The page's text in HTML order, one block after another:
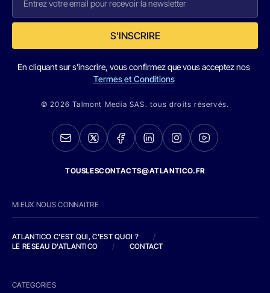
S'INSCRIRE
En cliquant sur s'inscrire, vous confirmez que vous acceptez nos
Termes et Conditions
© 2026 Talmont Media SAS. tous droits réservés.
TOUSLESCONTACTS@ATLANTICO.FR
MIEUX NOUS CONNAITRE
ATLANTICO C'EST QUI, C'EST QUOI ?
/
LE RESEAU D'ATLANTICO
/ CONTACT
CATEGORIES